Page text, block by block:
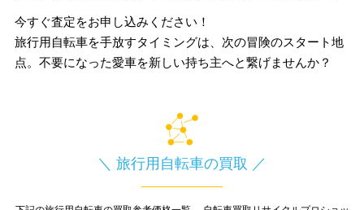
今すぐ査定をお申し込みください！
旅行用自転車を手放すタイミングは、次の冒険のスタート地
点。不要になった愛車を新しい持ち主へと繋げませんか？
＼ 旅行用自転車の買取 ／